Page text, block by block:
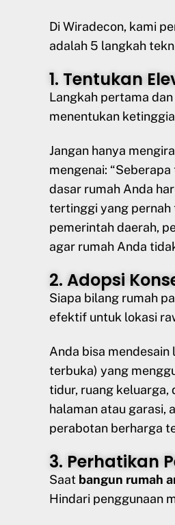
Di Wiradecon, kami
adalah 5 langkah
1. Tentukan
Langkah pertama
menentukan
Jangan hanya
mengenai:
dasar rumah Anda
tertinggi yang pernah
pemerintah daerah,
agar rumah Anda
2. Adopsi
Siapa bilang rumah
efektif untuk lokasi
Anda bisa mendesain
terbuka) yang
tidur, ruang keluarga,
halaman atau garasi,
perabotan berharga
3. Perhatikan
Saat bangun rumah
Hindari penggunaan